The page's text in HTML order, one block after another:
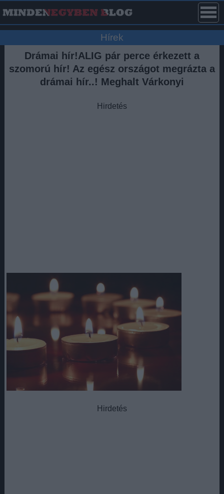
Hírek
Drámai hír!ALIG pár perce érkezett a
szomorú hír! Az egész országot megrázta a
drámai hír..! Meghalt Várkonyi
Hirdetés
Hirdetés